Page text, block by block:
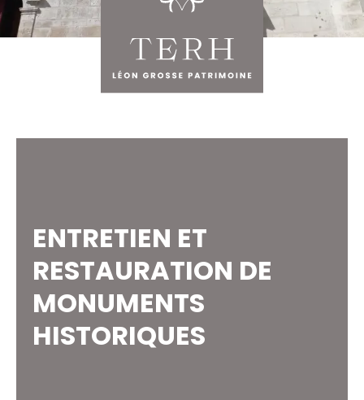
ENTRETIEN ET
RESTAURATION DE
MONUMENTS
HISTORIQUES